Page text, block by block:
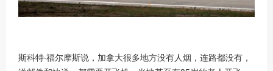
斯科特·福尔摩斯说，加拿大很多地方没有人烟，连路都没有，